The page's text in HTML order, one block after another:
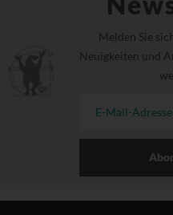
Melden Sie
Neuigkeiten und